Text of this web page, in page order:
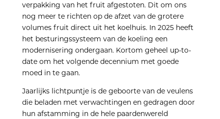
verpakking van het fruit afgestoten. Dit om ons
nog meer te richten op de afzet van de grotere
volumes fruit direct uit het koelhuis. In 2025 heeft
het besturingssysteem van de koeling een
modernisering ondergaan. Kortom geheel up-to-
date om het volgende decennium met goede
moed in te gaan.
Jaarlijks lichtpuntje is de geboorte van de veulens
die beladen met verwachtingen en gedragen door
hun afstamming in de hele paardenwereld